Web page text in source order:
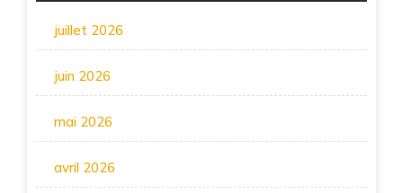
juillet 2026
juin 2026
mai 2026
avril 2026